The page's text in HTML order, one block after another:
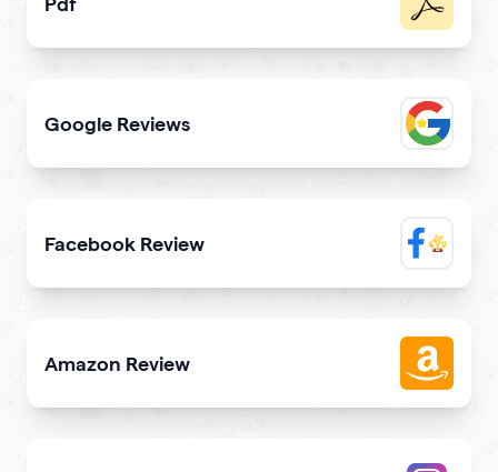
Google Reviews
Elevate trustworthiness showing real clients reviews
Facebook Review
Display reviews from your Facebook page on your site
Amazon Review
Share reviews about your products or store from